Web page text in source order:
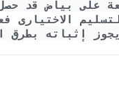
يجوز إثباته بطرق